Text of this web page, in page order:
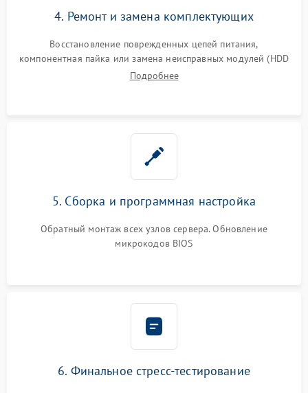
4. Ремонт и замена комплектующих
Восстановление поврежденных цепей питания,
компонентная пайка или замена неисправных модулей (HDD
Подробнее
5. Сборка и программная настройка
Обратный монтаж всех узлов сервера. Обновление
микрокодов BIOS
6. Финальное стресс-тестирование